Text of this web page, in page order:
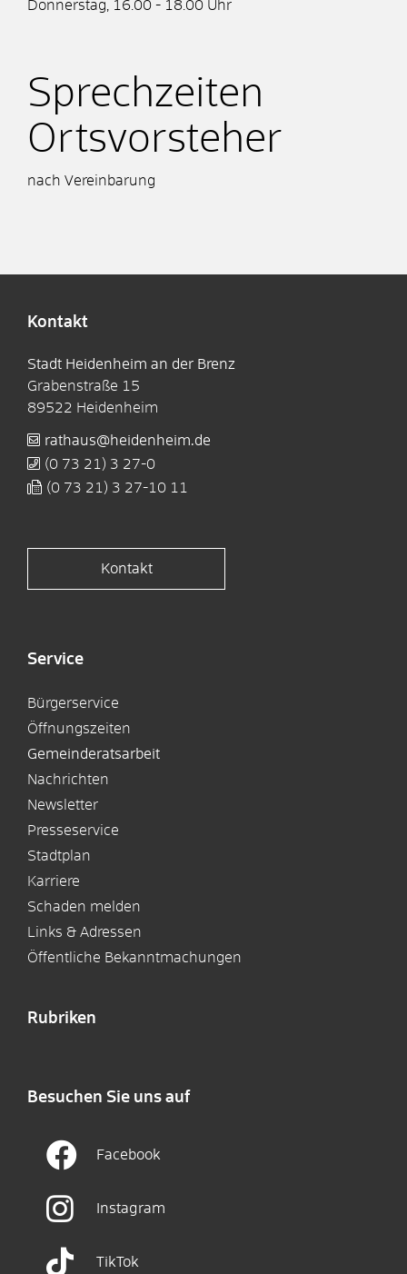
Donnerstag, 16.00 - 18.00 Uhr
Sprechzeiten
Ortsvorsteher
nach Vereinbarung
Kontakt
Stadt Heidenheim an der Brenz
Grabenstraße 15
89522 Heidenheim
rathaus@heidenheim.de
(0 73 21) 3 27-0
(0 73 21) 3 27-10 11
Kontakt
Service
Bürgerservice
Öffnungszeiten
Gemeinderatsarbeit
Nachrichten
Newsletter
Presseservice
Stadtplan
Karriere
Schaden melden
Links & Adressen
Öffentliche Bekanntmachungen
Rubriken
Besuchen Sie uns auf
Facebook
Instagram
TikTok